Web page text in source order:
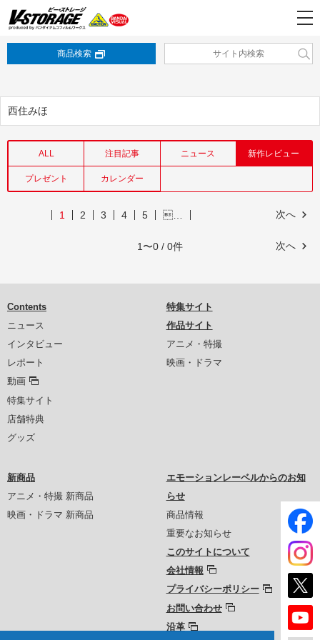
商品検索
西住みほ
ALL 注目記事 ニュース 新作レビュー
プレゼント カレンダー
次へ
1 2 3 4 5 …
次へ
1〜0 / 0件
Contents
ニュース
インタビュー
レポート
動画
特集サイト
店舗特典
グッズ
特集サイト
作品サイト
アニメ・特撮
映画・ドラマ
新商品
アニメ・特撮 新商品
映画・ドラマ 新商品
エモーションレーベルからのお知
らせ
商品情報
重要なお知らせ
このサイトについて
会社情報
プライバシーポリシー
お問い合わせ
沿革